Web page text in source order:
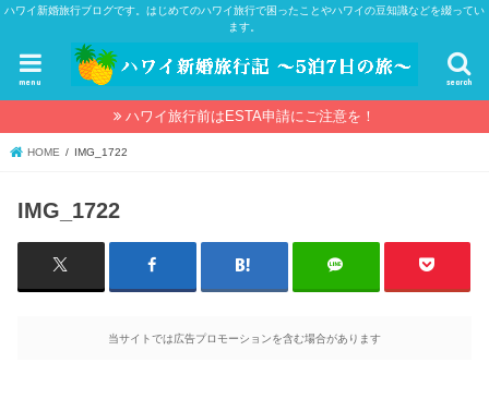
ハワイ新婚旅行ブログです。はじめてのハワイ旅行で困ったことやハワイの豆知識などを綴ってい
ます。
search
menu
ハワイ旅行前はESTA申請にご注意を！
HOME IMG_1722
IMG_1722
当サイトでは広告プロモーションを含む場合があります